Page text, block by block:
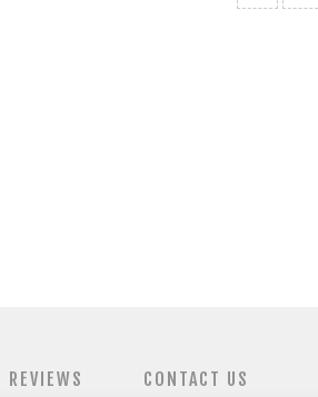
REVIEWS CONTACT US